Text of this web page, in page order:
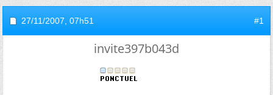
27/11/2007, 07h51 #1
invite397b043d